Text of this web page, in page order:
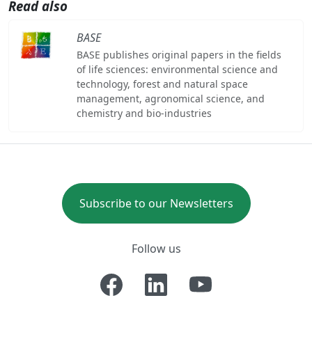
Read also
BASE
BASE publishes original papers in the fields
of life sciences: environmental science and
technology, forest and natural space
management, agronomical science, and
chemistry and bio-industries
Subscribe to our Newsletters
Follow us